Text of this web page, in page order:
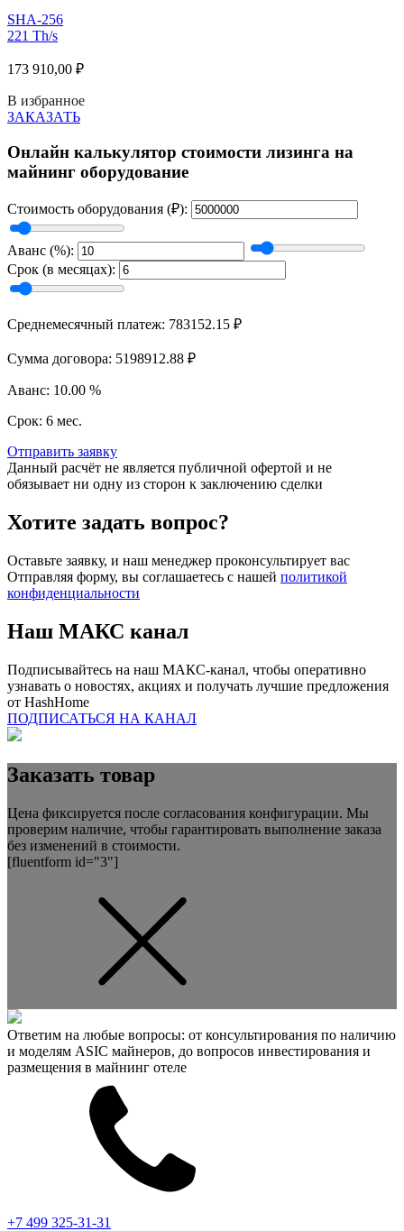
SHA-256
221 Th/s
173 910,00 ₽
В избранное
ЗАКАЗАТЬ
Онлайн калькулятор стоимости лизинга на
майнинг оборудование
Стоимость оборудования (₽):
Аванс (%):
Срок (в месяцах):
Среднемесячный платеж: 783152.15 ₽
Сумма договора: 5198912.88 ₽
Аванс: 10.00 %
Срок: 6 мес.
Отправить заявку
Данный расчёт не является публичной офертой и не
обязывает ни одну из сторон к заключению сделки
Хотите задать вопрос?
Оставьте заявку, и наш менеджер проконсультирует вас
Отправляя форму, вы соглашаетесь с нашей политикой
конфиденциальности
Наш МАКС канал
Подписывайтесь на наш МАКС-канал, чтобы оперативно
узнавать о новостях, акциях и получать лучшие предложения
от HashHome
ПОДПИСАТЬСЯ НА КАНАЛ
Заказать товар
Цена фиксируется после согласования конфигурации. Мы
проверим наличие, чтобы гарантировать выполнение заказа
без изменений в стоимости.
[fluentform id="3"]
Ответим на любые вопросы: от консультирования по наличию
и моделям ASIC майнеров, до вопросов инвестирования и
размещения в майнинг отеле
+7 499 325-31-31